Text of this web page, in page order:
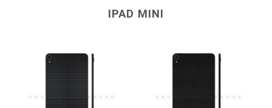
IPAD MINI